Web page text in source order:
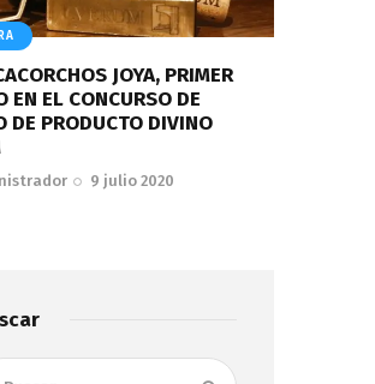
JOYA, PRIMER
EN EL CONCURSO DE
DE PRODUCTO DIVINO
9 julio 2020